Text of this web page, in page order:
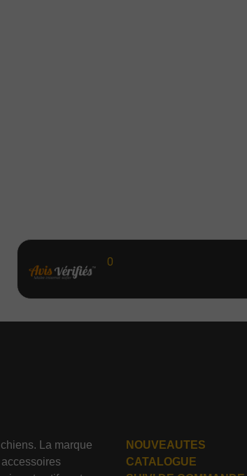
0
La marque
NOUVEAUTES
CATALOGUE